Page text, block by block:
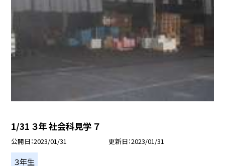
1/31 ３年 社会科見学 ７
公開日 2023/01/31 更新日 2023/01/31
３年生